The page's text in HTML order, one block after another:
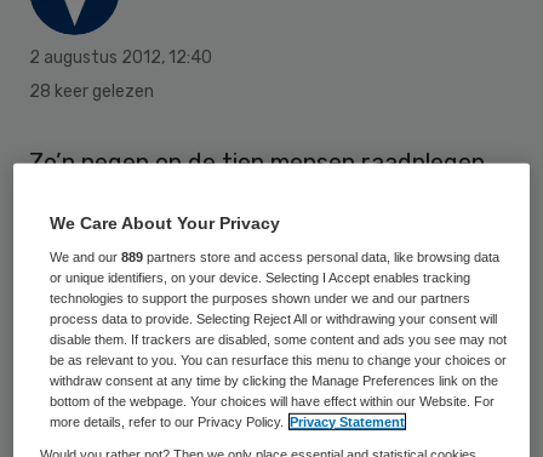
2 augustus 2012, 12:40
28 keer gelezen
Zo’n negen op de tien mensen raadplegen
gezondheid en zorg. Op basis van die
gevonden informatie besluit ongeveer 11
procent van de mensen om niet naar de
dokter te gaan. Ongeveer 17 procent doet
dat juist wel.
We Care About Your Privacy
We and our889 partners store and access personal data, like browsing data
or unique identifiers, on your device. Selecting I Accept enables tracking
technologies to support the purposes shown under we and our partners
process data to provide. Selecting Reject All or withdrawing your consent will
disable them. If trackers are disabled, some content and ads you see may not
be as relevant to you. You can resurface this menu to change your choices or
withdraw consent at any time by clicking the Manage Preferences link on the
bottom of the webpage. Your choices will have effect within our Website. For
more details, refer to our Privacy Policy.
Privacy Statement